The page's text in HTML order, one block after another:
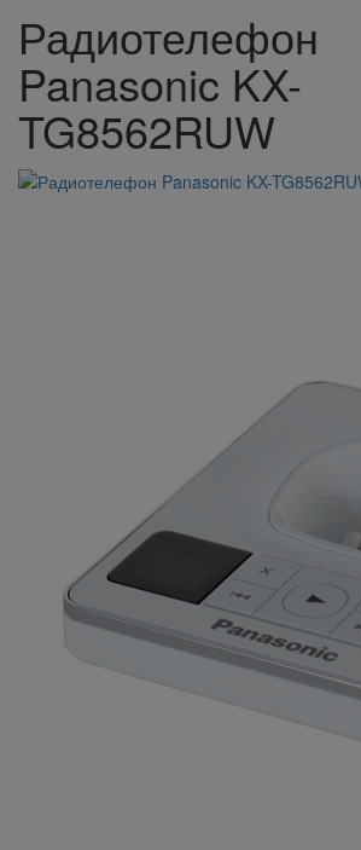
Радиотелефон
Panasonic KX-
TG8562RUW